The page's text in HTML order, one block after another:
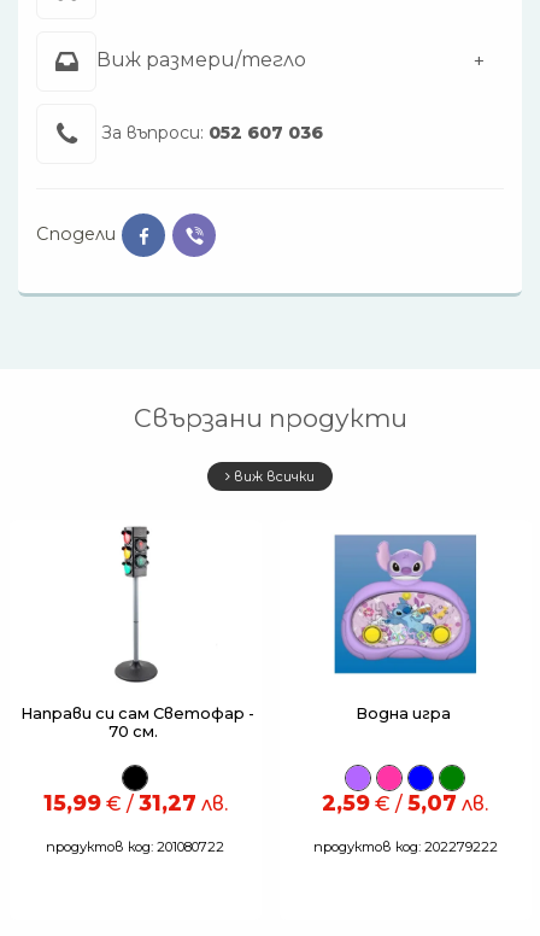
Виж размери/тегло
За въпроси: 052 607 036
Сподели
Свързани продукти
виж всички
Направи си сам Светофар -
70 см.
15,99€ / 31,27 лв.
продуктов код: 201080722
Водна игра
2,59 € / 5,07 лв.
продуктов код: 202279222